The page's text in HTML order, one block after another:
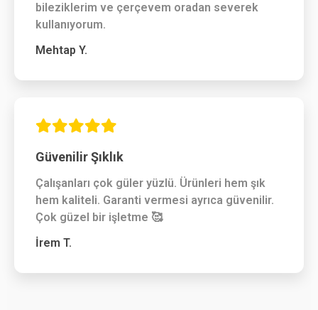
bileziklerim ve çerçevem oradan severek
kullanıyorum.
Mehtap Y.
Güvenilir Şıklık
Çalışanları çok güler yüzlü. Ürünleri hem şık
hem kaliteli. Garanti vermesi ayrıca güvenilir.
Çok güzel bir işletme 🥰
İrem T.